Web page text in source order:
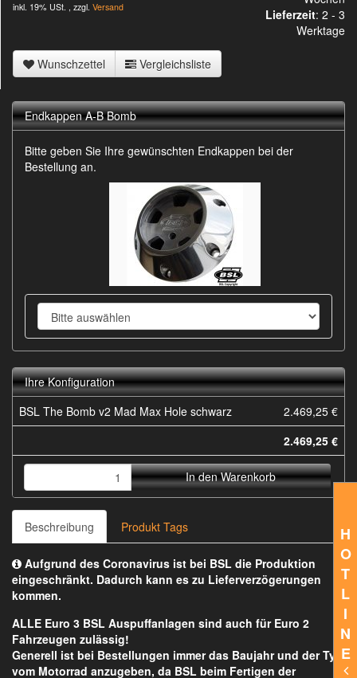
H
O
T
L
I
N
E
inkl. 19% USt. , zzgl. Versand
Lieferzeit: 2 - 3
Werktage
Wunschzettel Vergleichsliste
Endkappen A-B Bomb
Bitte geben Sie Ihre gewünschten Endkappen bei der
Bestellung an.
Ihre Konfiguration
BSL The Bomb v2 Mad Max Hole schwarz
2.469,25 €
2.469,25 €
In den Warenkorb
Beschreibung Produkt Tags
Aufgrund des Coronavirus ist bei BSL die Produktion
eingeschränkt. Dadurch kann es zu Lieferverzögerungen
kommen.
ALLE Euro 3 BSL Auspuffanlagen sind auch für Euro 2
Fahrzeugen zulässig!
Generell ist bei Bestellungen immer das Baujahr und der Typ
vom Motorrad anzugeben, da BSL beim Fertigen der